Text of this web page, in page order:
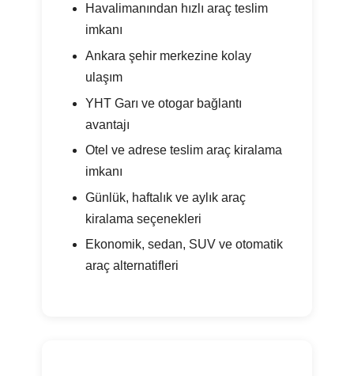
Havalimanından hızlı araç teslim
imkanı
Ankara şehir merkezine kolay
ulaşım
YHT Garı ve otogar bağlantı
avantajı
Otel ve adrese teslim araç kiralama
imkanı
Günlük, haftalık ve aylık araç
kiralama seçenekleri
Ekonomik, sedan, SUV ve otomatik
araç alternatifleri